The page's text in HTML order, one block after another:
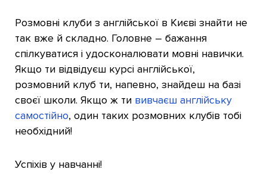
Розмовні клуби з англійської в Києві знайти не
так вже й складно. Головне – бажання
спілкуватися і удосконалювати мовні навички.
Якщо ти відвідуєш курсі англійської,
розмовний клуб ти, напевно, знайдеш на базі
своєї школи. Якщо ж ти вивчаєш англійську
самостійно, один таких розмовних клубів тобі
необхідний!
Успіхів у навчанні!